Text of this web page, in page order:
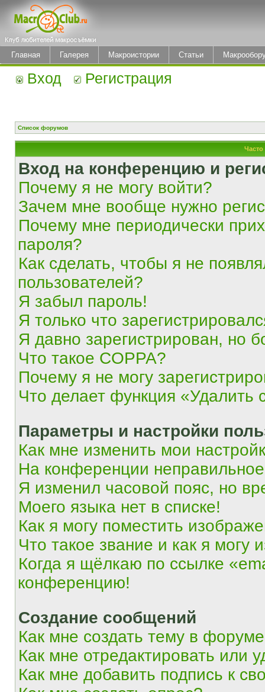
Главная Галерея Макроистории Статьи
Вход Регистрация
Список форумов
Вход на конференцию и
Почему я не могу войти?
Зачем мне вообще нужно
Почему мне периодически
пароля?
Как сделать, чтобы я не
пользователей?
Я забыл пароль!
Я только что
Я давно зарегистрирован, но
Что такое COPPA?
Почему я не могу
Что делает функция «Удалить
Параметры и настройки
Как мне изменить мои
На конференции
Я изменил часовой пояс, но
Моего языка нет в списке!
Как я могу поместить
Что такое звание и как я могу
Когда я щёлкаю по ссылке
конференцию!
Создание сообщений
Как мне создать тему в
Как мне отредактировать или
Как мне добавить подпись к